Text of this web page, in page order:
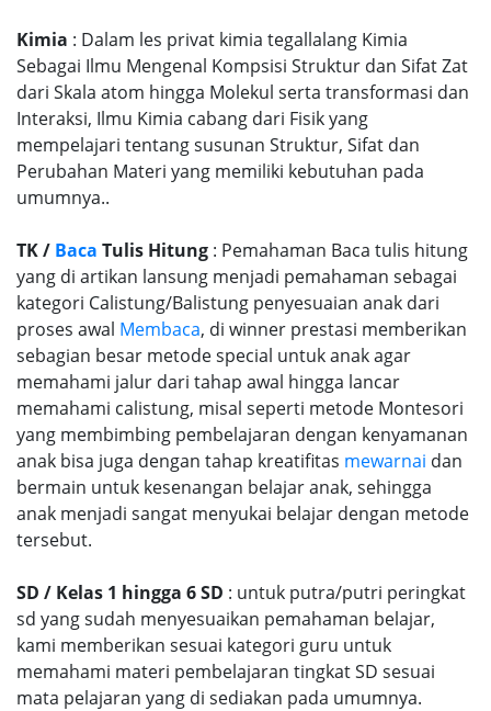
Kimia : Dalam les privat kimia tegallalang Kimia
Sebagai Ilmu Mengenal Kompsisi Struktur dan Sifat Zat
dari Skala atom hingga Molekul serta transformasi dan
Interaksi, Ilmu Kimia cabang dari Fisik yang
mempelajari tentang susunan Struktur, Sifat dan
Perubahan Materi yang memiliki kebutuhan pada
umumnya..
TK / Baca Tulis Hitung : Pemahaman Baca tulis hitung
yang di artikan lansung menjadi pemahaman sebagai
kategori Calistung/Balistung penyesuaian anak dari
proses awal Membaca, di winner prestasi memberikan
sebagian besar metode special untuk anak agar
memahami jalur dari tahap awal hingga lancar
memahami calistung, misal seperti metode Montesori
yang membimbing pembelajaran dengan kenyamanan
anak bisa juga dengan tahap kreatifitas mewarnai dan
bermain untuk kesenangan belajar anak, sehingga
anak menjadi sangat menyukai belajar dengan metode
tersebut.
SD / Kelas 1 hingga 6 SD : untuk putra/putri peringkat
sd yang sudah menyesuaikan pemahaman belajar,
kami memberikan sesuai kategori guru untuk
memahami materi pembelajaran tingkat SD sesuai
mata pelajaran yang di sediakan pada umumnya.